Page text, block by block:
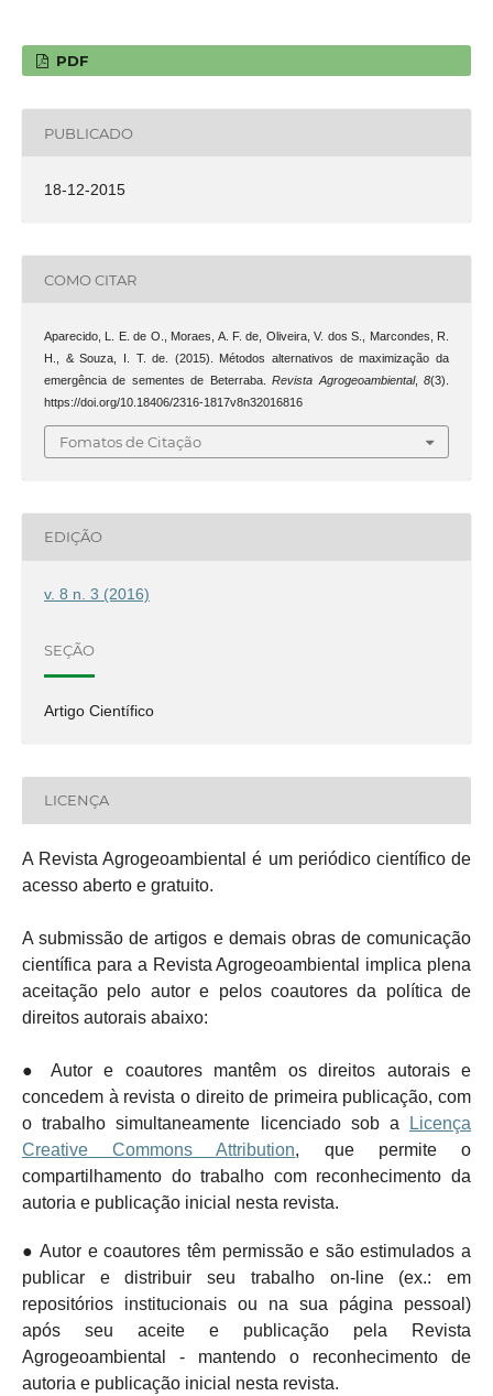
PDF
PUBLICADO
18-12-2015
COMO CITAR
Aparecido, L. E. de O., Moraes, A. F. de, Oliveira, V. dos S., Marcondes, R.
H., & Souza, I. T. de. (2015). Métodos alternativos de maximização da
emergência de sementes de Beterraba.Revista Agrogeoambiental,8(3).
https://doi.org/10.18406/2316-1817v8n32016816
Fomatos de Citação
EDIÇÃO
v. 8 n. 3 (2016)
SEÇÃO
Artigo Científico
LICENÇA
A Revista Agrogeoambiental é um periódico científico de
acesso aberto e gratuito.
A submissão de artigos e demais obras de comunicação
científica para a Revista Agrogeoambiental implica plena
aceitação pelo autor e pelos coautores da política de
direitos autorais abaixo:
● Autor e coautores mantêm os direitos autorais e
concedem à revista o direito de primeira publicação, com
o trabalho simultaneamente licenciado sob a
Licença
Creative Commons Attribution, que permite o
compartilhamento do trabalho com reconhecimento da
autoria e publicação inicial nesta revista.
● Autor e coautores têm permissão e são estimulados a
publicar e distribuir seu trabalho on-line (ex.: em
repositórios institucionais ou na sua página pessoal)
após seu aceite e publicação pela Revista
Agrogeoambiental - mantendo o reconhecimento de
autoria e publicação inicial nesta revista.